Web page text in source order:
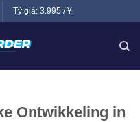
Tỷ giá: 3.995 / ¥
Ontwikkeling in